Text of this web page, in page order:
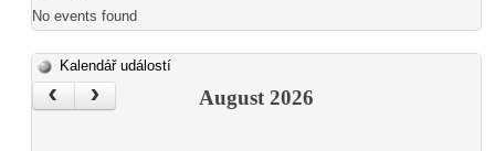
No events found
Kalendář událostí
‹ › August 2026